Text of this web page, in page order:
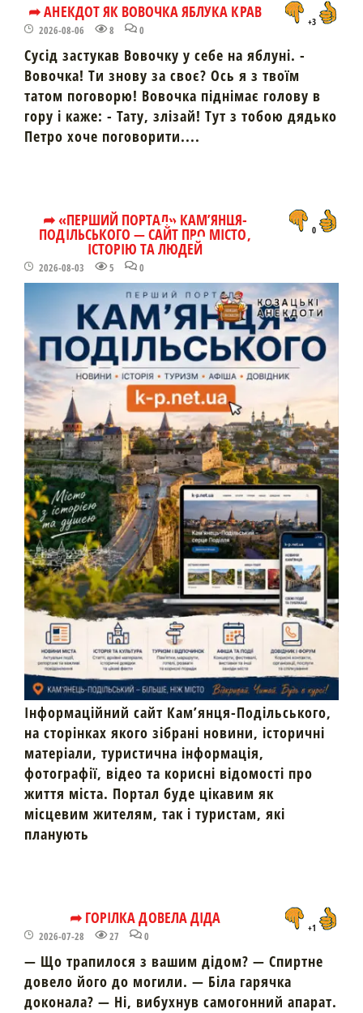
➦ АНЕКДОТ ЯК ВОВОЧКА ЯБЛУКА КРАВ
2026-08-06 8 0
+3
Сусід застукав Вовочку у себе на яблуні. -
Вовочка! Ти знову за своє? Ось я з твоїм
татом поговорю! Вовочка піднімає голову в
гору і каже: - Тату, злізай! Тут з тобою дядько
Петро хоче поговорити....
➦ «ПЕРШИЙ ПОРТАЛ» КАМ’ЯНЦЯ-
ПОДІЛЬСЬКОГО — САЙТ ПРО МІСТО,
ІСТОРІЮ ТА ЛЮДЕЙ
2026-08-03 5 0
0
Інформаційний сайт Кам’янця-Подільського,
на сторінках якого зібрані новини, історичні
матеріали, туристична інформація,
фотографії, відео та корисні відомості про
життя міста. Портал буде цікавим як
місцевим жителям, так і туристам, які
планують
➦ ГОРІЛКА ДОВЕЛА ДІДА
2026-07-28 27 0
+1
— Що трапилося з вашим дідом? — Спиртне
довело його до могили. — Біла гарячка
доконала? — Ні, вибухнув самогонний апарат.